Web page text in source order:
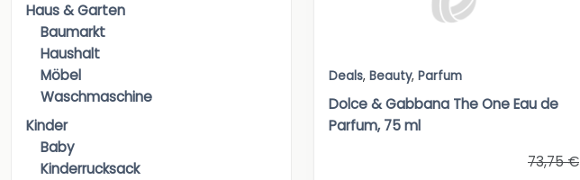
Haus & Garten
Baumarkt
Haushalt
Möbel
Waschmaschine
Kinder
Baby
Kinderrucksack
Deals, Beauty, Parfum
Dolce & Gabbana The One Eau de
Parfum, 75 ml
73,75 €